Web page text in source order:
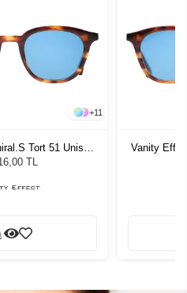
+11
Tort 51 Unisex
Gözlüğü
TL
Vanity